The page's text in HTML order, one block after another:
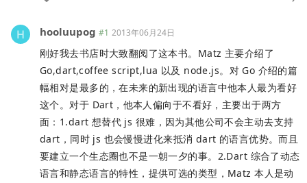
hooluupog #1 2013年06月24日
刚好我去书店时大致翻阅了这本书。Matz 主要介绍了
Go,dart,coffee script,lua 以及 node.js。对 Go 介绍的篇
幅相对是最多的，在未来的新出现的语言中他本人最为看好
这个。对于 Dart，他本人偏向于不看好，主要出于两方
面：1.dart 想替代 js 很难，因为其他公司不会主动去支持
dart，同时 js 也会慢慢进化来抵消 dart 的语言优势。而且
要建立一个生态圈也不是一朝一夕的事。2.Dart 综合了动态
语言和静态语言的特性，提供可选的类型，Matz 本人是动